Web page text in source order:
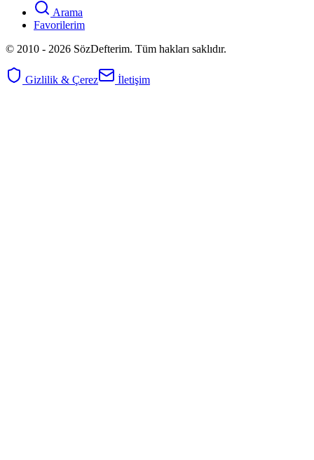
Arama
Favorilerim
© 2010 - 2026 SözDefterim. Tüm hakları saklıdır.
Gizlilik & Çerez İletişim